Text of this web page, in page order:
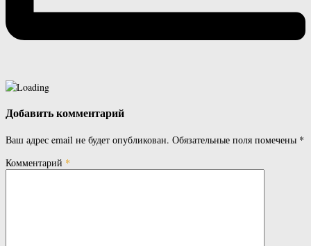
Добавить комментарий
Ваш адрес email не будет опубликован. Обязательные поля помечены *
Комментарий *